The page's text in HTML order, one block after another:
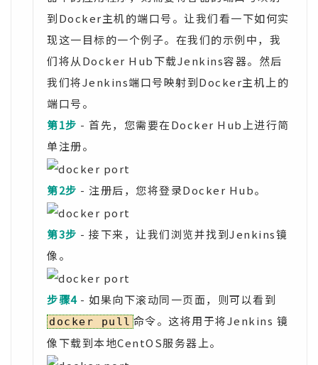
到Docker主机的端口号。让我们看一下如何实
现这一目标的一个例子。在我们的示例中，我
们将从Docker Hub下载Jenkins容器。然后
我们将Jenkins端口号映射到Docker主机上的
端口号。
第1步 - 首先，您需要在Docker Hub上进行简
单注册。
第2步 - 注册后，您将登录Docker Hub。
第3步 - 接下来，让我们浏览并找到Jenkins镜
像。
步骤4- 如果向下滚动同一页面，则可以看到
docker pull 命令。这将用于将Jenkins 镜
像下载到本地CentOS服务器上。